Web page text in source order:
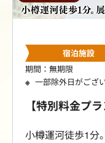
宿泊施設
期間：無期限
一部除外日がござ
【特別料金プ
小樽運河徒歩1分